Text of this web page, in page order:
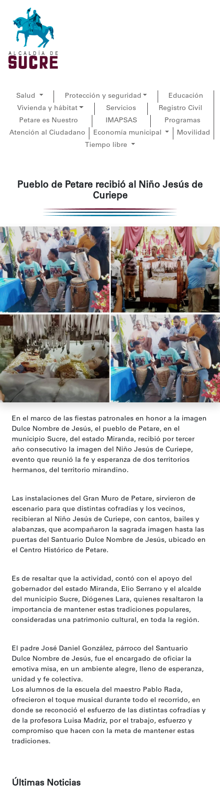
Salud Protección y seguridad
Educación
Vivienda y hábitat
Servicios
Registro Civil
Petare es Nuestro
IMAPSAS
Programas
Atención al Ciudadano
Economía municipal
Movilidad
Tiempo libre
Pueblo de Petare recibió al Niño Jesús de
Curiepe
En el marco de las fiestas patronales en honor a la imagen
Dulce Nombre de Jesús, el pueblo de Petare, en el
municipio Sucre, del estado Miranda, recibió por tercer
año consecutivo la imagen del Niño Jesús de Curiepe,
evento que reunió la fe y esperanza de dos territorios
hermanos, del territorio mirandino.
Las instalaciones del Gran Muro de Petare, sirvieron de
escenario para que distintas cofradías y los vecinos,
recibieran al Niño Jesús de Curiepe, con cantos, bailes y
alabanzas, que acompañaron la sagrada imagen hasta las
puertas del Santuario Dulce Nombre de Jesús, ubicado en
el Centro Histórico de Petare.
Es de resaltar que la actividad, contó con el apoyo del
gobernador del estado Miranda, Elio Serrano y el alcalde
del municipio Sucre, Diógenes Lara, quienes resaltaron la
importancia de mantener estas tradiciones populares,
consideradas una patrimonio cultural, en toda la región.
El padre José Daniel González, párroco del Santuario
Dulce Nombre de Jesús, fue el encargado de oficiar la
emotiva misa, en un ambiente alegre, lleno de esperanza,
unidad y fe colectiva.
Los alumnos de la escuela del maestro Pablo Rada,
ofrecieron el toque musical durante todo el recorrido, en
donde se reconoció el esfuerzo de las distintas cofradías y
de la profesora Luisa Madriz, por el trabajo, esfuerzo y
compromiso que hacen con la meta de mantener estas
tradiciones.
Últimas Noticias